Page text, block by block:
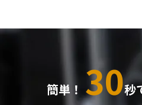
簡単！ 30秒